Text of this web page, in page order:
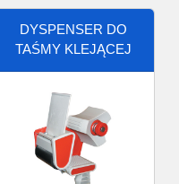
DYSPENSER DO
TAŚMY KLEJĄCEJ